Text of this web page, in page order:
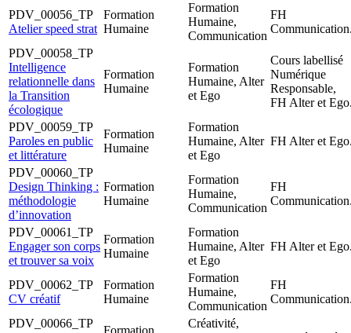
PDV_00056_TP
Atelier speed strat
Formation
Humaine
Formation
Humaine,
Communication
FH
PDV_00058_TP
Intelligence
relationnelle dans
la Transition
écologique
Formation
Humaine
Formation
Humaine, Alter
et Ego
Cours labellisé
Numérique
Responsable,
FH Alter et
PDV_00059_TP
Paroles en public
et littérature
Formation
Humaine
Formation
Humaine, Alter
et Ego
FH Alter et
PDV_00060_TP
Design Thinking :
méthodologie
d’innovation
Formation
Humaine
Formation
Humaine,
Communication
FH
PDV_00061_TP
Engager son corps
et trouver sa voix
Formation
Humaine
Formation
Humaine, Alter
et Ego
FH Alter et
PDV_00062_TP
CV créatif
Formation
Humaine
Formation
Humaine,
Communication
FH
PDV_00066_TP
Créativité,